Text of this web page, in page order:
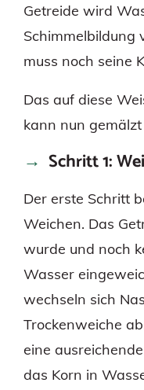
Getreide wird
Schimmelbildung
muss noch seine
Das auf diese
kann nun
Schritt 1:
Der erste Schritt
Weichen. Das
wurde und noch
Wasser
wechseln sich
Trockenweiche
eine
das Korn in